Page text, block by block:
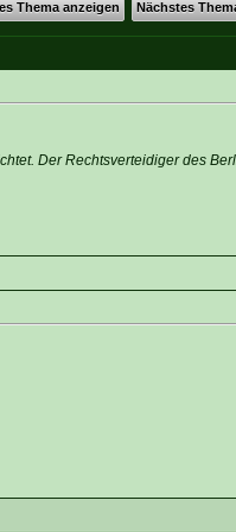
Thema anzeigen Nächstes
Der Rechtsverteidiger des